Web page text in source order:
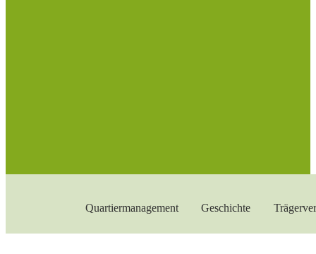
Geschichte
Quartiermanagement